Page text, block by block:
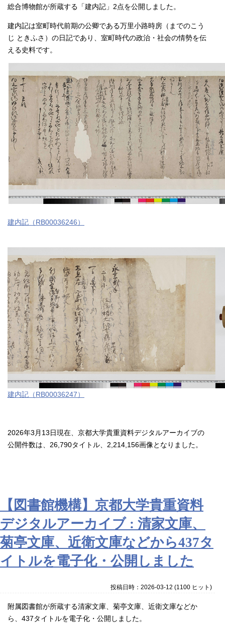
総合博物館が所蔵する「建内記」 2点を公開しました。
建内記は室町時代前期の公卿である万里小路時房（までのこう
じ ときふさ）の日記であり、室町時代の政治・社会の情勢を伝
える史料です。
建内記（RB00036246）
建内記（RB00036247）
2026年3月13日現在、京都大学貴重資料デジタルアーカイブの
公開件数は、26,790タイトル、2,214,156画像となりました。
【図書館機構】京都大学貴重資料
デジタルアーカイブ : 清家文庫、
菊亭文庫、近衛文庫などから437タ
イトルを電子化・公開しました
投稿日時：2026-03-12 (1100 ヒット )
附属図書館が所蔵する清家文庫、菊亭文庫、近衛文庫などか
ら、437タイトルを電子化・公開しました。